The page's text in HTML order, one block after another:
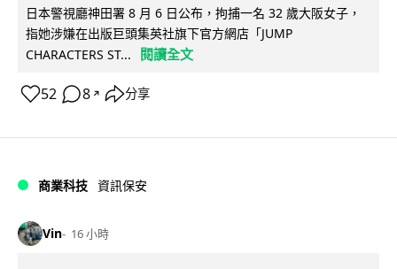
日本警視廳神田署 8 月 6 日公布，拘捕一名 32 歲大阪女子，
指她涉嫌在出版巨頭集英社旗下官方網店「JUMP
CHARACTERS ST...
閱讀全文
52 8 ↗ 分享
商業科技 資訊保安
Vin 16 小時